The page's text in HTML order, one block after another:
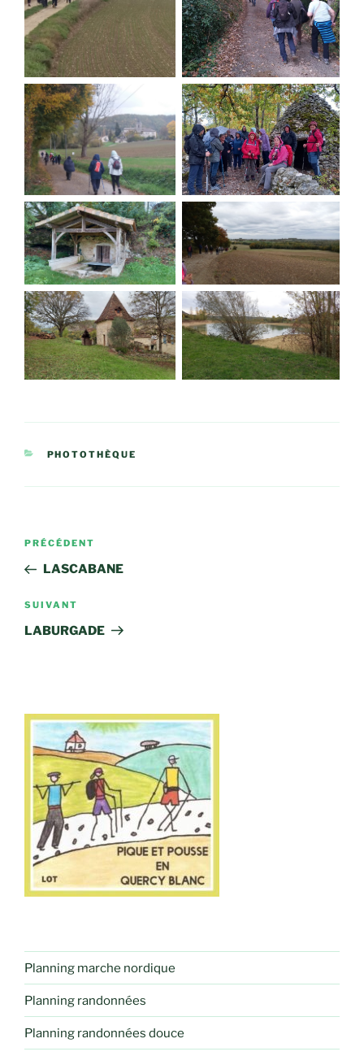
CATÉGORIES
PHOTOTHÈQUE
Navigation
l’article
Article
précédent
PRÉCÉDENT
LASCABANE
Article
suivant
SUIVANT
LABURGADE
Planning marche nordique
Planning randonnées
Planning randonnées douce